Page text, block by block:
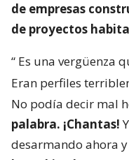
de empresas
de proyectos
“ Es una vergüenza
Eran perfiles
No podía decir mal
palabra. ¡Chantas!
desarmando ahora y